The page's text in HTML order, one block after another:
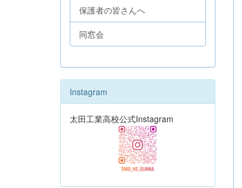
保護者の皆さんへ
同窓会
Instagram
太田工業高校公式Instagram